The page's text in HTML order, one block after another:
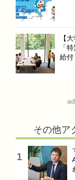
【
「
給付
その他ア